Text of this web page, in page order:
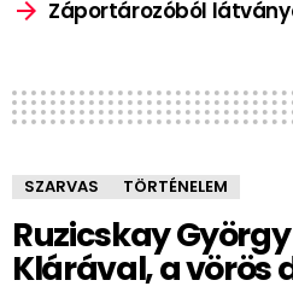
Záportározóból
SZARVAS TÖRTÉNELEM
Ruzicskay
Klárával, a